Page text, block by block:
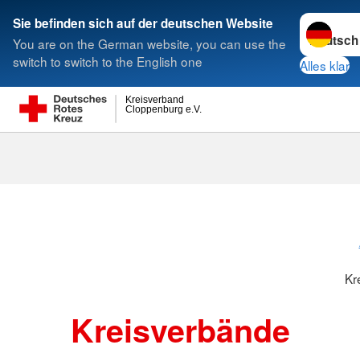
Sie befinden sich auf der deutschen Website
You are on the German website, you can use the
switch to switch to the English one
Sprache
Alles klar
Cloppenburg e.V.
Kreisverband
Suche
Kreisverbände